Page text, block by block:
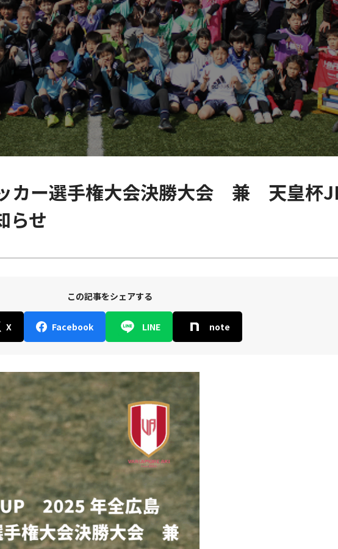
カー選手権大会決勝大会 兼 天皇杯
らせ
この記事をシェアする
X Facebook LINE note